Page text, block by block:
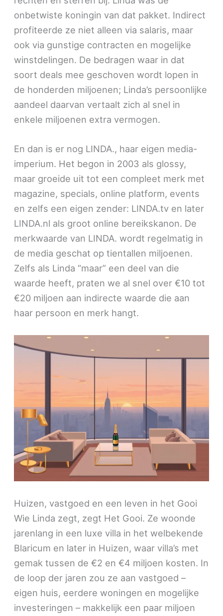
onbetwiste koningin van dat pakket. Indirect
profiteerde ze niet alleen via salaris, maar
ook via gunstige contracten en mogelijke
winstdelingen. De bedragen waar in dat
soort deals mee geschoven wordt lopen in
de honderden miljoenen; Linda’s persoonlijke
aandeel daarvan vertaalt zich al snel in
enkele miljoenen extra vermogen.
En dan is er nog LINDA., haar eigen media-
imperium. Het begon in 2003 als glossy,
maar groeide uit tot een compleet merk met
magazine, specials, online platform, events
en zelfs een eigen zender: LINDA.tv en later
LINDA.nl als groot online bereikskanon. De
merkwaarde van LINDA. wordt regelmatig in
de media geschat op tientallen miljoenen.
Zelfs als Linda “maar” een deel van die
waarde heeft, praten we al snel over €10 tot
€20 miljoen aan indirecte waarde die aan
haar persoon en merk hangt.
Huizen, vastgoed en een leven in het Gooi
Wie Linda zegt, zegt Het Gooi. Ze woonde
jarenlang in een luxe villa in het welbekende
Blaricum en later in Huizen, waar villa’s met
gemak tussen de €2 en €4 miljoen kosten. In
de loop der jaren zou ze aan vastgoed –
eigen huis, eerdere woningen en mogelijke
investeringen – makkelijk een paar miljoen